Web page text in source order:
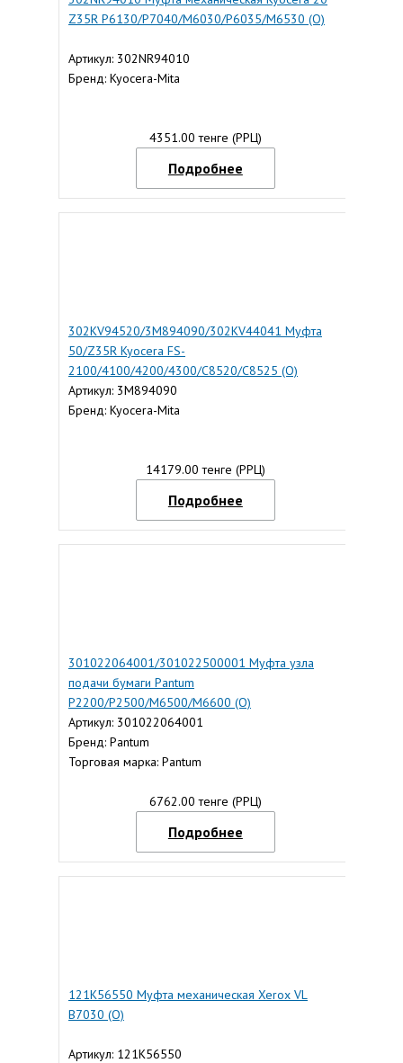
Z35R P6130/P7040/M6030/P6035/M6530 (О)
Артикул: 302NR94010
Бренд: Kyocera-Mita
4351.00 тенге (РРЦ)
Подробнее
302KV94520/3M894090/302KV44041 Муфта
50/Z35R Kyocera FS-
2100/4100/4200/4300/C8520/C8525 (O)
Артикул: 3M894090
Бренд: Kyocera-Mita
14179.00 тенге (РРЦ)
Подробнее
301022064001/301022500001 Муфта узла
подачи бумаги Pantum
P2200/P2500/M6500/M6600 (O)
Артикул: 301022064001
Бренд: Pantum
Торговая марка: Pantum
6762.00 тенге (РРЦ)
Подробнее
121K56550 Муфта механическая Xerox VL
B7030 (О)
Артикул: 121K56550